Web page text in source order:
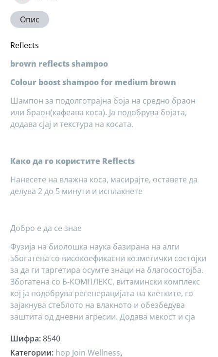
Опис
Reflects
brown reflects shampoo
Colour boost shampoo for medium brown
Шампон за подолготрајна боја на средно браон
или браон(кафеава коса). Ја подобрува бојата,
додава сјај и текстура на косата.
Како да го користите Reflects
Нанесете на влажна коса, масирајте, оставете да
делува 2 до 5 минути и исплакнете
Добро е да се знае
Фузија на биолошка наука базирана на алги
збогатена со високоефикасни козметички состојки
за да ги таргетира осумте знаци на благосостојба.
Збогатена со Б-КОМПЛЕКС, витамински комплекс
кој ја подобрува регенерацијата на клетките, го
зајакнува стеблото на влакното и обезбедува
заштита од дневни агресии. Додава мекост и сја
Шифра:8540
Категории: hop Join Wellness,